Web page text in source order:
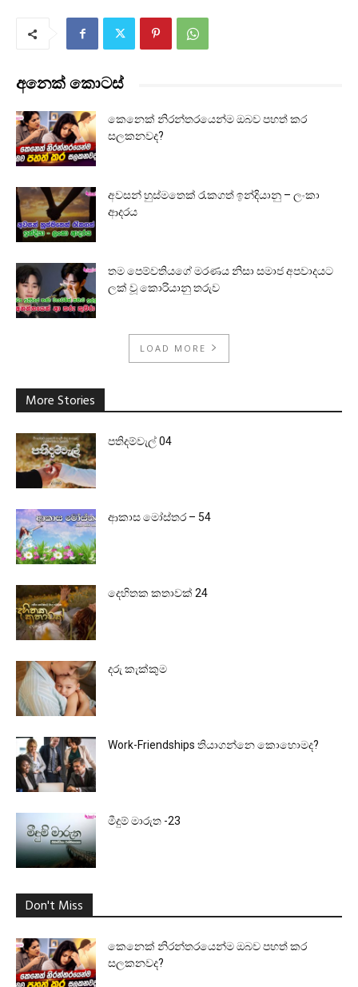
අනෙක් කොටස්
කෙනෙක් නිරන්තරයෙන්ම ඔබව පහත් කර
සලකනවද?
අවසන් හුස්මතෙක් රැකගත් ඉන්දියානු – ලංකා
ආදරය
තම පෙම්වතියගේ මරණය නිසා සමාජ අපවාදයට
ලක් වූ කොරියානු තරුව
LOAD MORE
More Stories
පතිදම්වැල් 04
ආකාස මෝස්තර – 54
දෙහිතක කතාවක් 24
දරු කැක්කුම
Work-Friendships තියාගන්නෙ කොහොමද?
මීදුම් මාරුත -23
Don't Miss
කෙනෙක් නිරන්තරයෙන්ම ඔබව පහත් කර
සලකනවද?